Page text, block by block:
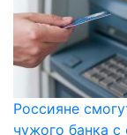
Россияне
чужого банка с